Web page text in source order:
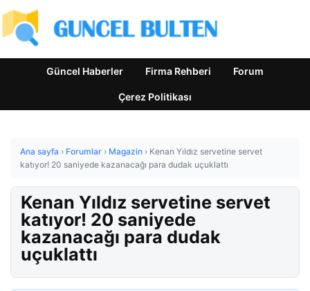
Güncel Haberler Firma Rehberi Forum
Çerez Politikası
Ana sayfa › Forumlar › Magazin › Kenan Yıldız servetine servet
katıyor! 20 saniyede kazanacağı para dudak uçuklattı
Kenan Yıldız servetine servet
katıyor! 20 saniyede
kazanacağı para dudak
uçuklattı